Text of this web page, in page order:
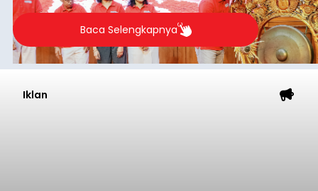
Baca Selengkapnya
Iklan